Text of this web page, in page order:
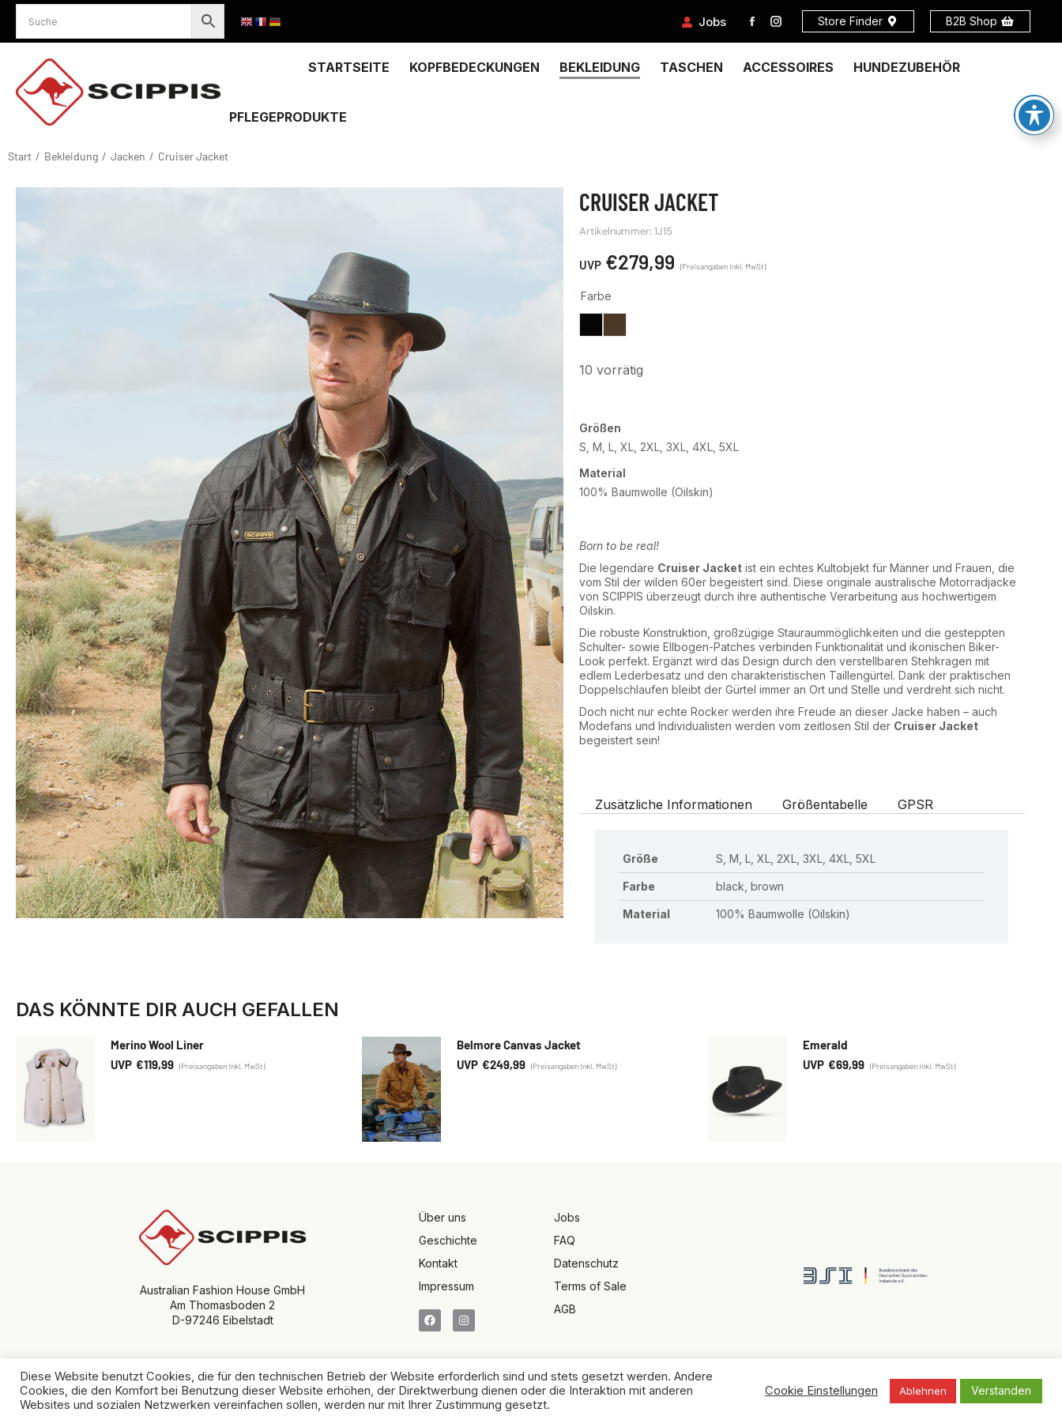
Jobs Store Finder B2B Shop
STARTSEITE KOPFBEDECKUNGEN BEKLEIDUNG TASCHEN ACCESSOIRES HUNDEZUBEHÖR
PFLEGEPRODUKTE
Sie befinden sich hier:
Start Bekleidung Jacken Cruiser Jacket
CRUISER JACKET
Artikelnummer: 1J15
€279,99
Farbe
10 vorrätig
Größen
S, M, L, XL, 2XL, 3XL, 4XL, 5XL
Material
100% Baumwolle (Oilskin)
Born to be real!
Die legendäre Cruiser Jacket ist ein echtes Kultobjekt für Männer und Frauen, die
vom Stil der wilden 60er begeistert sind. Diese originale australische Motorradjacke
von SCIPPIS überzeugt durch ihre authentische Verarbeitung aus hochwertigem
Oilskin.
Die robuste Konstruktion, großzügige Stauraummöglichkeiten und die gesteppten
Schulter- sowie Ellbogen-Patches verbinden Funktionalität und ikonischen Biker-
Look perfekt. Ergänzt wird das Design durch den verstellbaren Stehkragen mit
edlem Lederbesatz und den charakteristischen Taillengürtel. Dank der praktischen
Doppelschlaufen bleibt der Gürtel immer an Ort und Stelle und verdreht sich nicht.
Doch nicht nur echte Rocker werden ihre Freude an dieser Jacke haben – auch
Modefans und Individualisten werden vom zeitlosen Stil der Cruiser Jacket
begeistert sein!
Zusätzliche Informationen Größentabelle GPSR
Größe S, M, L, XL, 2XL, 3XL, 4XL, 5XL
Farbe black, brown
Material 100% Baumwolle (Oilskin)
DAS KÖNNTE DIR AUCH GEFALLEN
Merino Wool Liner
€119,99
Belmore Canvas Jacket
€249,99
Emerald
€69,99
Australian Fashion House GmbH
Am Thomasboden 2
D-97246 Eibelstadt
Über uns
Geschichte
Kontakt
Impressum
Jobs
FAQ
Datenschutz
Terms of Sale
AGB
© Copyright 2026 Australian Fahshion House GmbH - All rights reserved
Diese Website benutzt Cookies, die für den technischen Betrieb der Website erforderlich sind und stets gesetzt werden. Andere
Cookies, die den Komfort bei Benutzung dieser Website erhöhen, der Direktwerbung dienen oder die Interaktion mit anderen
Websites und sozialen Netzwerken vereinfachen sollen, werden nur mit Ihrer Zustimmung gesetzt.
Cookie Einstellungen Ablehnen Verstanden